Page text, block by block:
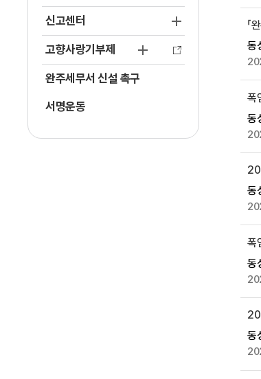
신고센터
고향사랑기부제
완주세무서 신설 촉구
서명운동
시
물
목
록
로
번
호
,
제
목
작
성
자
파
일
작
「
동
폭
동
동
폭
동
동